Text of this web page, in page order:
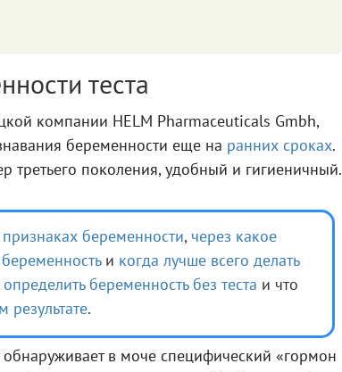
теста
компании HELM Pharmaceuticals Gmbh,
беременности еще на ранних сроках.
третьего поколения, удобный и гигиеничный.
беременности,через какое
и когда лучше всего делать
определить беременность без теста и что
результате.
обнаруживает в моче специфический «гормон